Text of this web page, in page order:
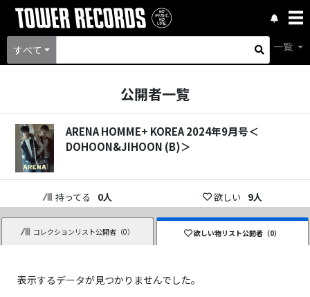
すべて 一覧
公開者一覧
ARENA HOMME+ KOREA 2024年9月号＜
DOHOON&JIHOON (B)＞
持ってる 0人 欲しい 9人
コレクションリスト公開者（0） 欲しい物リスト公開者（0）
表示するデータが見つかりませんでした。